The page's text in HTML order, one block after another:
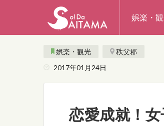
娯楽・
娯楽・観光
秩父郡
2017年01月24日
恋愛成就！